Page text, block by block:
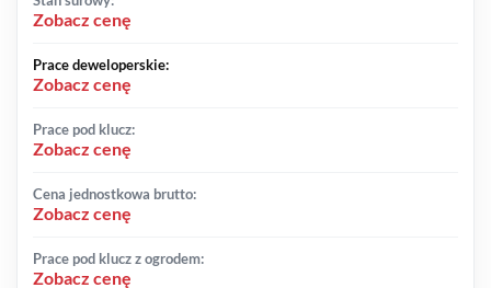
Zobacz cenę
Prace deweloperskie:
Zobacz cenę
Prace pod klucz:
Zobacz cenę
Cena jednostkowa brutto:
Zobacz cenę
Prace pod klucz z ogrodem:
Zobacz cenę